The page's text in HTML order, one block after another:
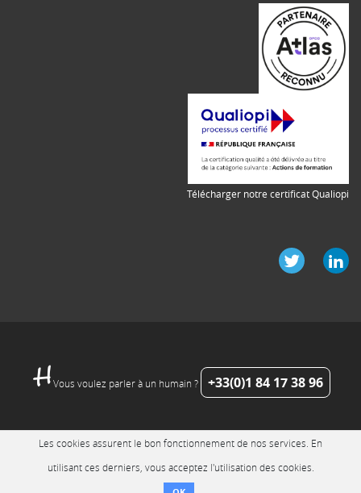
Télécharger notre certificat Qualiopi
Vous voulez parler à un humain ? +33(0)1 84 17 38 96
Les cookies assurent le bon fonctionnement de nos services. En
utilisant ces derniers, vous acceptez l'utilisation des cookies.